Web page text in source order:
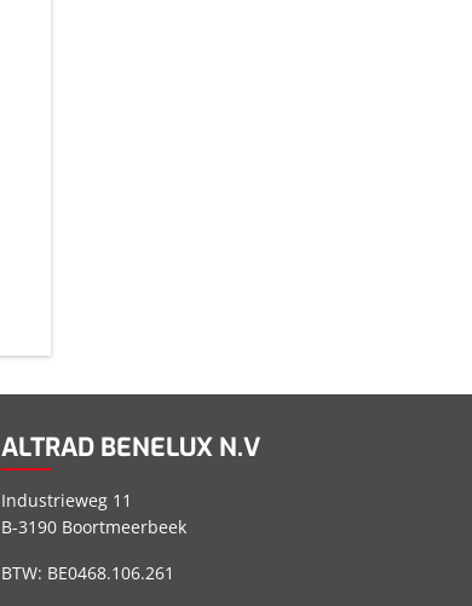
ALTRAD BENELUX N.V
Industrieweg 11
B-3190 Boortmeerbeek
BTW: BE0468.106.261